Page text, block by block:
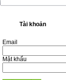
Tài khoản
Email
Mật khẩu